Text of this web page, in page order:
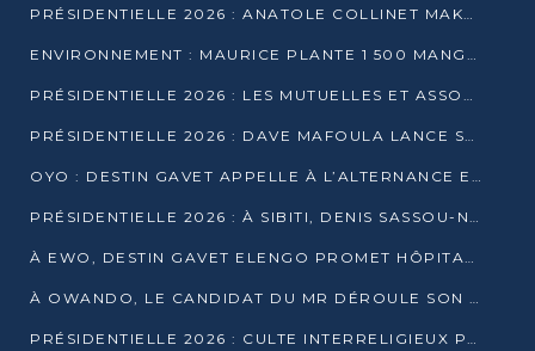
PRÉSIDENTIELLE 2026 : ANATOLE COLLINET MAKOSSO DÉFEND LE PROJET DE SOCIÉTÉ DE DENIS SASSOU NGUESSO
ENVIRONNEMENT : MAURICE PLANTE 1 500 MANGROVES POUR HONORER WANGARI MAATHAI
PRÉSIDENTIELLE 2026 : LES MUTUELLES ET ASSOCIATIONS S’IMPLIQUENT DANS LA CAMPAGNE ÉLECTORALE À TIÉ-TIÉ 2 (POINTE-NOIRE)
PRÉSIDENTIELLE 2026 : DAVE MAFOULA LANCE SA « VAGUE DU NOUVEAU DÉPART » À IMPFONDO
OYO : DESTIN GAVET APPELLE À L’ALTERNANCE ET À LA RESPONSABILITÉ DE LA JEUNESSE
PRÉSIDENTIELLE 2026 : À SIBITI, DENIS SASSOU-N’GUESSO PARIE SUR LES RESSOURCES DE LA LEKOUMOU
À EWO, DESTIN GAVET ELENGO PROMET HÔPITAL, CHEMIN DE FER ET AUDIT DES FINANCES PUBLIQUES
À OWANDO, LE CANDIDAT DU MR DÉROULE SON PROGRAMME DE “CHANGEMENT”
PRÉSIDENTIELLE 2026 : CULTE INTERRELIGIEUX POUR LA PAIX À OUENZÉ